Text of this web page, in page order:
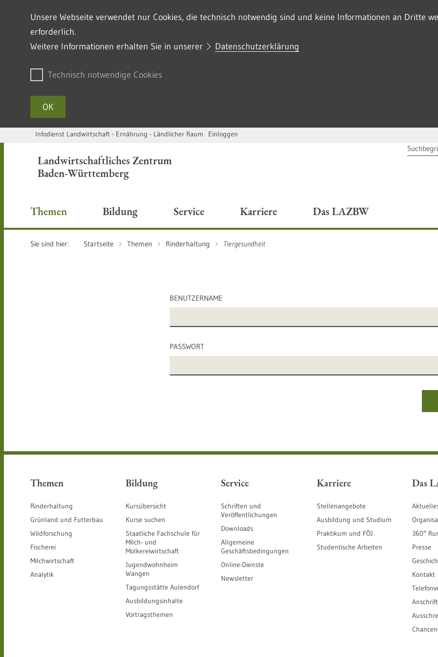
Unsere Webseite verwendet nur Cookies, die technisch notwendig sind und keine Informationen an Dritte
erforderlich.
Weitere Informationen erhalten Sie in unserer
Datenschutzerklärung
Technisch notwendige Cookies
OK
Zum Inhalt springen
Infodienst Landwirtschaft - Ernährung - Ländlicher Raum Einloggen
Landwirtschaftliches Zentrum
Baden-Württemberg
Themen Bildung Service Karriere Das LAZBW
Sie sind hier: Startseite Themen Rinderhaltung Tiergesundheit
BENUTZERNAME
PASSWORT
Themen
Rinderhaltung
Grünland und Futterbau
Wildforschung
Fischerei
Milchwirtschaft
Analytik
Bildung
Kursübersicht
Kurse suchen
Staatliche Fachschule für
Milch- und
Molkereiwirtschaft
Jugendwohnheim
Wangen
Tagungsstätte Aulendorf
Ausbildungsinhalte
Vortragsthemen
Service
Schriften und
Veröffentlichungen
Downloads
Allgemeine
Geschäftsbedingungen
Online-Dienste
Newsletter
Karriere
Stellenangebote
Ausbildung und Studium
Praktikum und FÖJ
Studentische Arbeiten
Das
360°
Presse
Kontakt